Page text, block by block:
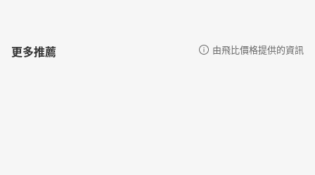
更多推薦 由飛比價格提供的資訊